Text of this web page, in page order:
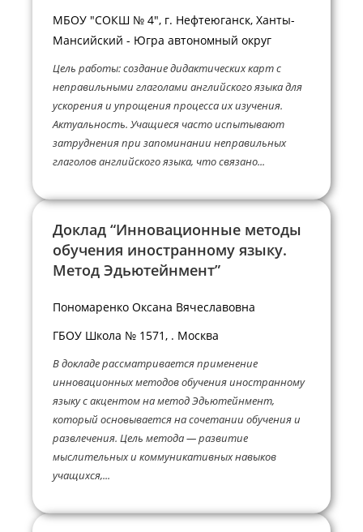
МБОУ "СОКШ № 4", г. Нефтеюганск, Ханты-
Мансийский - Югра автономный округ
Цель работы: создание дидактических карт с
неправильными глаголами английского языка для
ускорения и упрощения процесса их изучения.
Актуальность. Учащиеся часто испытывают
затруднения при запоминании неправильных
глаголов английского языка, что связано...
Доклад “Инновационные методы
обучения иностранному языку.
Метод Эдьютейнмент”
Пономаренко Оксана Вячеславовна
ГБОУ Школа № 1571, . Москва
В докладе рассматривается применение
инновационных методов обучения иностранному
языку с акцентом на метод Эдьютейнмент,
который основывается на сочетании обучения и
развлечения. Цель метода — развитие
мыслительных и коммуникативных навыков
учащихся,...